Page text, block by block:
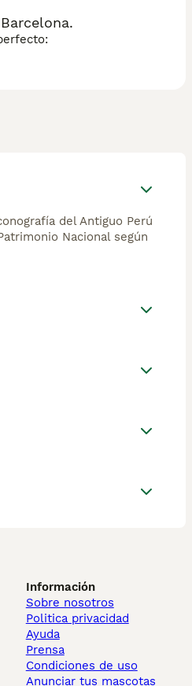
raza más fascinantes del
del Antiguo Perú
Nacional según
Información
Sobre nosotros
Politica privacidad
Ayuda
Prensa
Condiciones de uso
Anunciar tus mascotas